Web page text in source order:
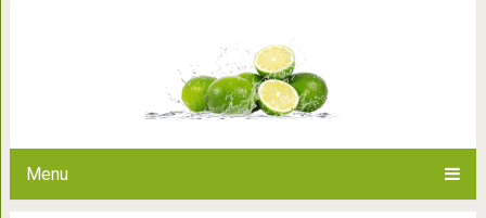
Menu